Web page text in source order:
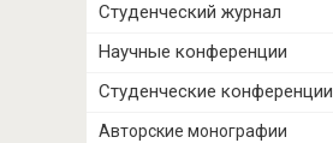
Студенческий журнал
Научные конференции
Студенческие конференции
Авторские монографии